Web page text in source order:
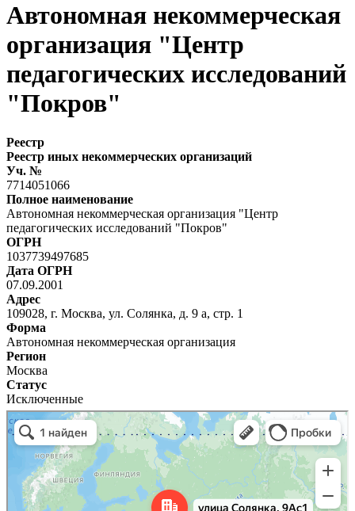
Автономная некоммерческая
организация "Центр
педагогических исследований
"Покров"
Реестр
Реестр иных некоммерческих организаций
Уч. №
7714051066
Полное наименование
Автономная некоммерческая организация "Центр
педагогических исследований "Покров"
ОГРН
1037739497685
Дата ОГРН
07.09.2001
Адрес
109028, г. Москва, ул. Солянка, д. 9 а, стр. 1
Форма
Автономная некоммерческая организация
Регион
Москва
Статус
Исключенные